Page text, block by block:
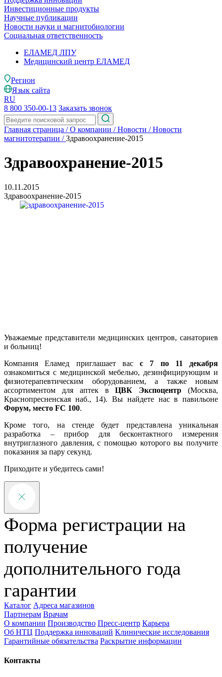
Инвестиционные продукты
Научные публикации
Новости науки и магнитобиологии
Социальная ответственность
ЕЛАМЕД ЛПУ
Медицинский центр ЕЛАМЕД
Регион
Язык сайта
RU
8 800 350-00-13 Заказать звонок
Главная страница /О компании /Новости /Новости
магнитотерапии /Здравоохранение-2015
Здравоохранение-2015
10.11.2015
Здравоохранение-2015
Уважаемые представители медицинских центров, санаториев
и больниц!
Компания Еламед приглашает вас с 7 по 11 декабря
ознакомиться с медицинской мебелью, дезинфицирующим и
физиотерапевтическим оборудованием, а также новым
ассортиментом для аптек вЦВК Экспоцентр (Москва,
Краснопресненская наб., 14). Вы найдете нас в павильоне
Форум, место FС 100.
Кроме того, на стенде будет представлена уникальная
разработка – прибор для бесконтактного измерения
внутриглазного давления, с помощью которого вы получите
показания за пару секунд.
Приходите и убедитесь сами!
Форма регистрации на
получение
дополнительного года
гарантии
Каталог Адреса магазинов
Партнерам Врачам
О компании Производство Пресс-центр Карьера
Об НТЦ Поддержка инноваций Клинические исследования
Гарантийные обязательства Раскрытие информации
Контакты